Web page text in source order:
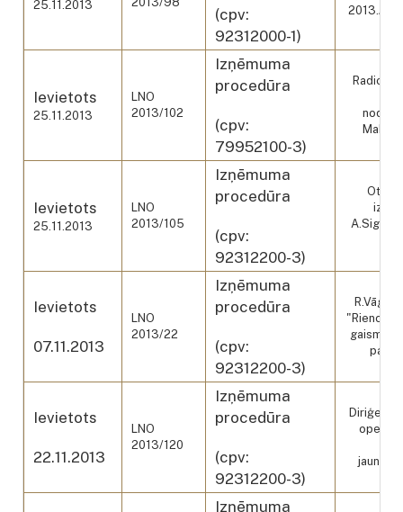
25.11.2013
(cpv:
92312000-1)
2013./
Ievietots
25.11.2013
LNO
2013/102
Izņēmuma
procedūra
(cpv:
79952100-3)
Radio un
Makao
Ievietots
25.11.2013
LNO
2013/105
Izņēmuma
procedūra
(cpv:
92312200-3)
Otello
Ievietots
07.11.2013
LNO
2013/22
Izņēmuma
procedūra
(cpv:
92312200-3)
"Rienci"
gaismu
Ievietots
22.11.2013
LNO
2013/120
Izņēmuma
procedūra
(cpv:
92312200-3)
Diriģents
operas
Izņēmuma